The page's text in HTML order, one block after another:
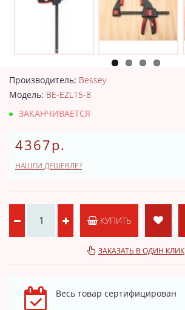
Производитель: Bessey
Модель: BE-EZL15-8
ЗАКАНЧИВАЕТСЯ
4367р.
НАШЛИ ДЕШЕВЛЕ?
КУПИТЬ
ЗАКАЗАТЬ В ОДИН КЛИК
Весь товар сертифицирован